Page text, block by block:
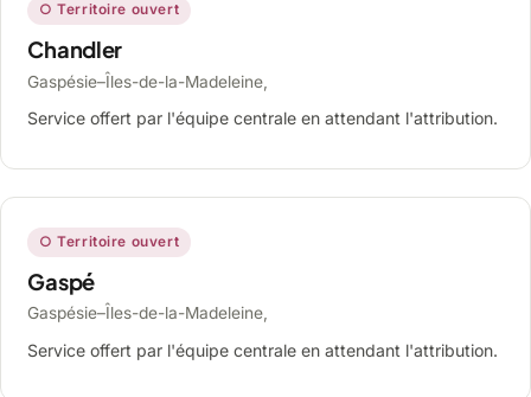
○ Territoire ouvert
Chandler
Gaspésie–Îles-de-la-Madeleine,
Service offert par l'équipe centrale en attendant l'attribution.
○ Territoire ouvert
Gaspé
Gaspésie–Îles-de-la-Madeleine,
Service offert par l'équipe centrale en attendant l'attribution.